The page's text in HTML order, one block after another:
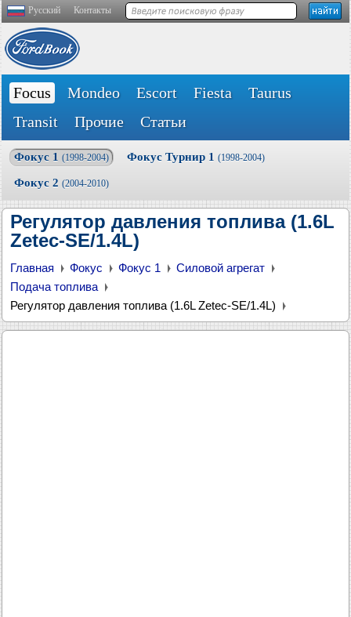
Русский Контакты
Focus Mondeo Escort Fiesta
Taurus
Transit
Прочие Статьи
Фокус 1 (1998-2004) Фокус Турнир 1 (1998-2004)
Фокус 2 (2004-2010)
Регулятор давления топлива (1.6L
Zetec-SE/1.4L)
Главная Фокус Фокус 1
Силовой агрегат
Подача топлива
Регулятор давления топлива (1.6L Zetec-SE/1.4L)